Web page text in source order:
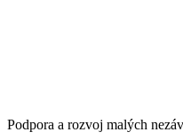
Podpora a rozvoj malých